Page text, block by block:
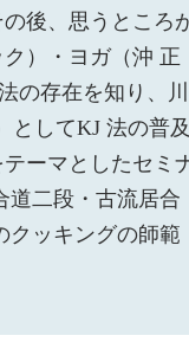
後、思うところ
）・ヨガ（沖 正
の存在を知り、川
としてKJ 法の普
ーマとしたセミ
道二段・古流居合
クッキングの師範